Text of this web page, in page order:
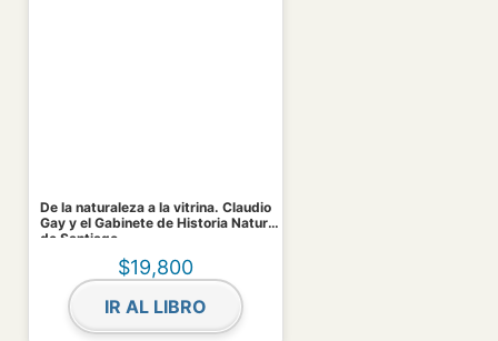
De la naturaleza a la vitrina. Claudio
Gay y el Gabinete de Historia Natural
de Santiago
$19,800
IR AL LIBRO